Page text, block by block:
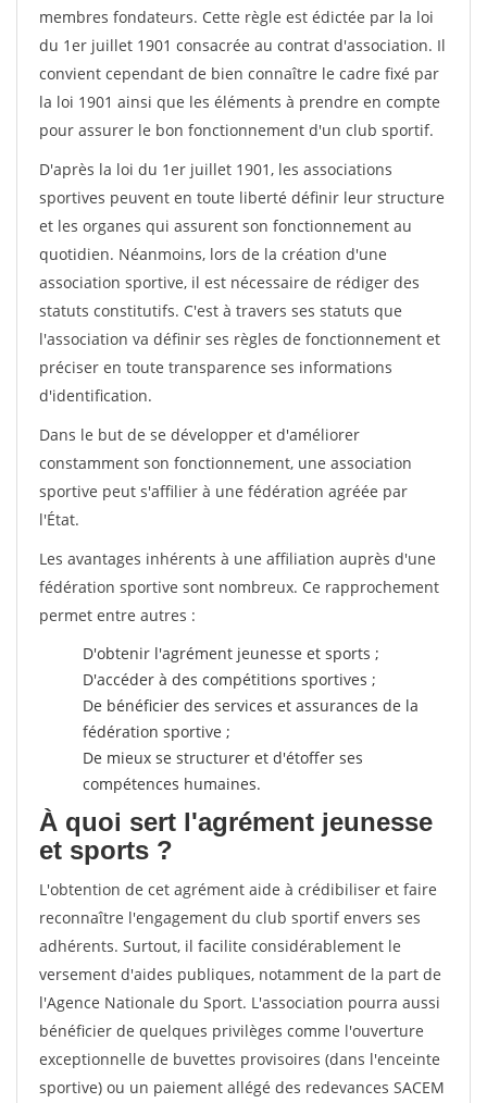
membres fondateurs. Cette règle est édictée par la loi
du 1er juillet 1901 consacrée au contrat d'association. Il
convient cependant de bien connaître le cadre fixé par
la loi 1901 ainsi que les éléments à prendre en compte
pour assurer le bon fonctionnement d'un club sportif.
D'après la loi du 1er juillet 1901, les associations
sportives peuvent en toute liberté définir leur structure
et les organes qui assurent son fonctionnement au
quotidien. Néanmoins, lors de la création d'une
association sportive, il est nécessaire de rédiger des
statuts constitutifs. C'est à travers ses statuts que
l'association va définir ses règles de fonctionnement et
préciser en toute transparence ses informations
d'identification.
Dans le but de se développer et d'améliorer
constamment son fonctionnement, une association
sportive peut s'affilier à une fédération agréée par
l'État.
Les avantages inhérents à une affiliation auprès d'une
fédération sportive sont nombreux. Ce rapprochement
permet entre autres :
D'obtenir l'agrément jeunesse et sports ;
D'accéder à des compétitions sportives ;
De bénéficier des services et assurances de la
fédération sportive ;
De mieux se structurer et d'étoffer ses
compétences humaines.
À quoi sert l'agrément jeunesse
et sports ?
L'obtention de cet agrément aide à crédibiliser et faire
reconnaître l'engagement du club sportif envers ses
adhérents. Surtout, il facilite considérablement le
versement d'aides publiques, notamment de la part de
l'Agence Nationale du Sport. L'association pourra aussi
bénéficier de quelques privilèges comme l'ouverture
exceptionnelle de buvettes provisoires (dans l'enceinte
sportive) ou un paiement allégé des redevances SACEM